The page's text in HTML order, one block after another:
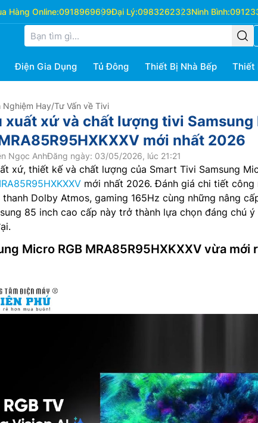
Hàng Online:0918969699Đại Lý:0983262323Ninh Bình:
Điện Gia Dụng Tủ Đông Thiết Bị Nhà Bếp Thiết
Nghiệm Hay/Tư Vấn về Tivi
xuất xứ và chất lượng tivi Samsung
mới nhất 2026
Ngọc AnhĐăng ngày: 03/05/2026, lúc 21:21
xứ, thiết kế và chất lượng của Smart Tivi Samsung
mới nhất 2026. Đánh giá chi tiết công
thanh Dolby Atmos, gaming 165Hz cùng những nâng
85 inch cao cấp này trở thành lựa chọn đáng chú
Micro RGB MRA85R95HXKXXV vừa mới